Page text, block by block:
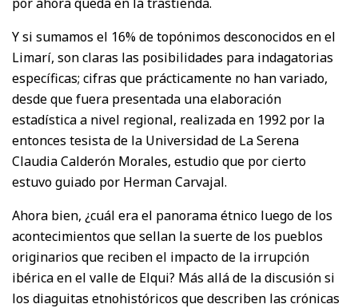
Y si sumamos el 16% de topónimos desconocidos en el
Limarí, son claras las posibilidades para indagatorias
específicas; cifras que prácticamente no han variado,
desde que fuera presentada una elaboración
estadística a nivel regional, realizada en 1992 por la
entonces tesista de la Universidad de La Serena
Claudia Calderón Morales, estudio que por cierto
estuvo guiado por Herman Carvajal.
Ahora bien, ¿cuál era el panorama étnico luego de los
acontecimientos que sellan la suerte de los pueblos
originarios que reciben el impacto de la irrupción
ibérica en el valle de Elqui? Más allá de la discusión si
los diaguitas etnohistóricos que describen las crónicas